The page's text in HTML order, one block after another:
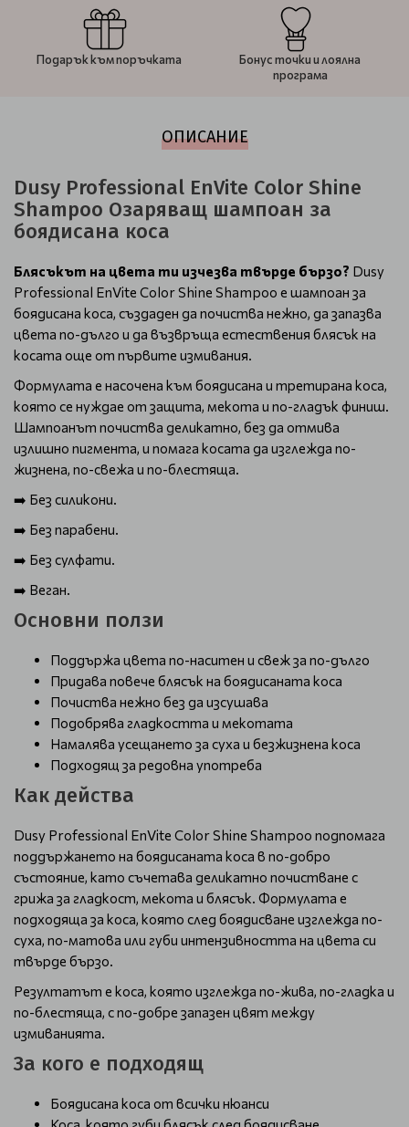
Подарък към поръчката
Бонус точки и лоялна
програма
ОПИСАНИЕ
Dusy Professional EnVite Color Shine
Shampoo Озаряващ шампоан за
боядисана коса
Блясъкът на цвета ти изчезва твърде бързо? Dusy
Professional EnVite Color Shine Shampoo е шампоан за
боядисана коса, създаден да почиства нежно, да запазва
цвета по-дълго и да възвръща естествения блясък на
косата още от първите измивания.
Формулата е насочена към боядисана и третирана коса,
която се нуждае от защита, мекота и по-гладък финиш.
Шампоанът почиства деликатно, без да отмива
излишно пигмента, и помага косата да изглежда по-
жизнена, по-свежа и по-блестяща.
➡️ Без силикони.
➡️ Без парабени.
➡️ Без сулфати.
➡️ Веган.
Основни ползи
Поддържа цвета по-наситен и свеж за по-дълго
Придава повече блясък на боядисаната коса
Почиства нежно без да изсушава
Подобрява гладкостта и мекотата
Намалява усещането за суха и безжизнена коса
Подходящ за редовна употреба
Как действа
Dusy Professional EnVite Color Shine Shampoo подпомага
поддържането на боядисаната коса в по-добро
състояние, като съчетава деликатно почистване с
грижа за гладкост, мекота и блясък. Формулата е
подходяща за коса, която след боядисване изглежда по-
суха, по-матова или губи интензивността на цвета си
твърде бързо.
Резултатът е коса, която изглежда по-жива, по-гладка и
по-блестяща, с по-добре запазен цвят между
измиванията.
За кого е подходящ
Боядисана коса от всички нюанси